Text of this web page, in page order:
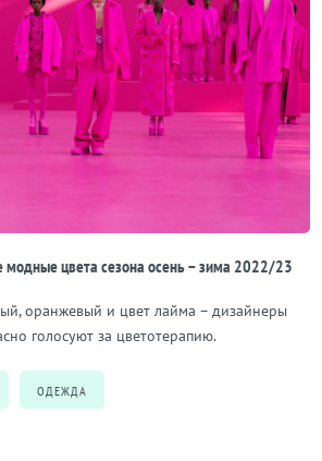
цвета сезона осень – зима 2022/23
оранжевый и цвет лайма – дизайнеры
голосуют за цветотерапию.
ОДЕЖДА